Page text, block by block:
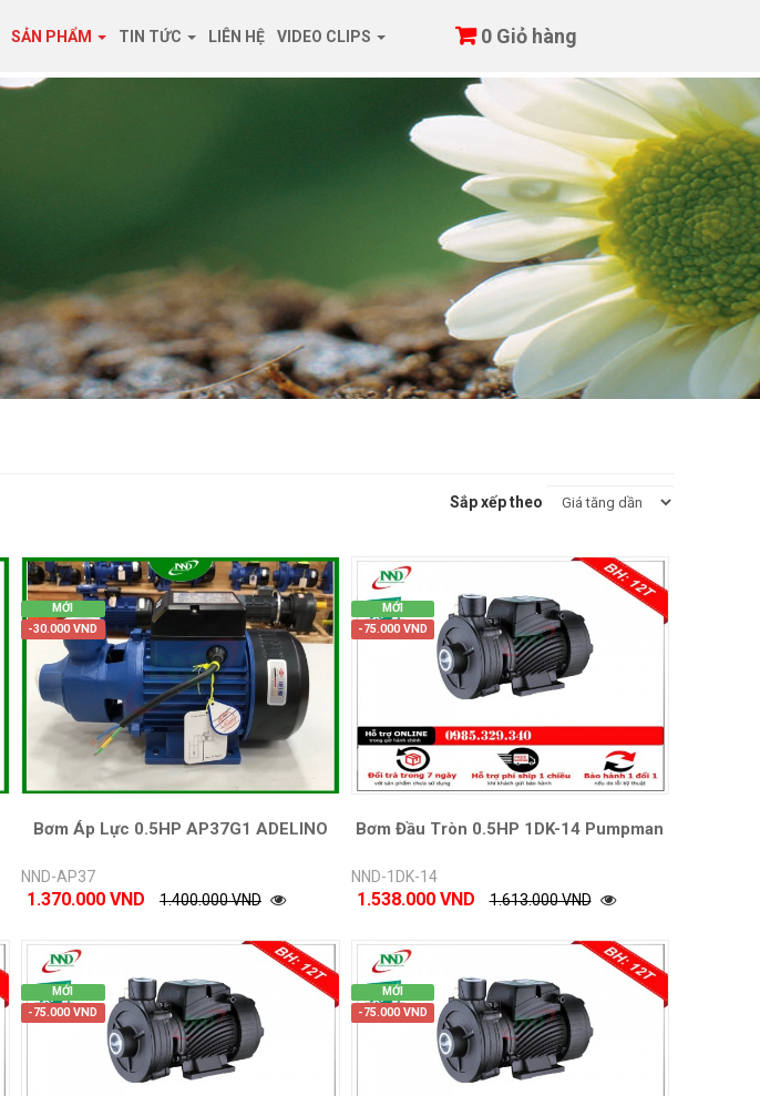
SẢN PHẨM TIN TỨC LIÊN HỆ VIDEO CLIPS 0 Giỏ hàng
Sắp xếp theo
MỚI
-30.000 VND
Bơm Áp Lực 0.5HP AP37G1 ADELINO
NND-AP37
1.370.000 VND 1.400.000 VND
MỚI
-75.000 VND
Bơm Đầu Tròn 0.5HP 1DK-14 Pumpman
NND-1DK-14
1.538.000 VND 1.613.000 VND
MỚI
-75.000 VND
MỚI
-75.000 VND